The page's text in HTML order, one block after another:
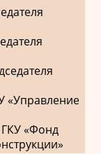
«Управление
«Фонд